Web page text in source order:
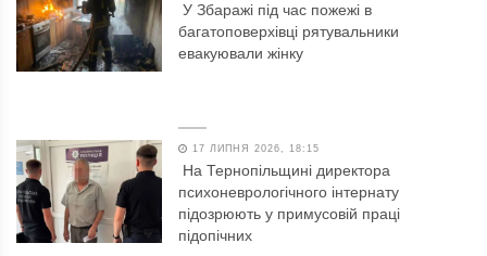
У Збаражі під час пожежі в
багатоповерхівці рятувальники
евакуювали жінку
17 ЛИПНЯ 2026, 18:15
На Тернопільщині директора
психоневрологічного інтернату
підозрюють у примусовій праці
підопічних